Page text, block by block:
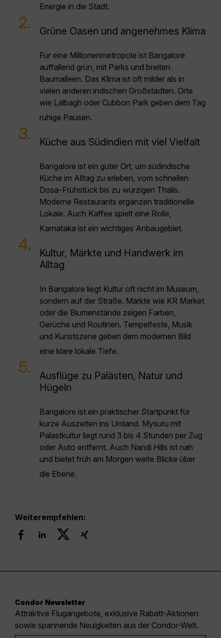
Energie in die Stadt.
2. Grüne Oasen und angenehmes Klima
Für eine Millionenmetropole ist Bangalore
auffallend grün, mit Parks und breiten
Baumalleen. Das Klima ist oft milder als in
vielen anderen indischen Großstädten. Orte
wie Lalbagh oder Cubbon Park geben dem Tag
ruhige Pausen.
3. Küche aus Südindien mit viel Vielfalt
Bangalore ist ein guter Ort, um südindische
Küche im Alltag zu erleben, vom schnellen
Dosa-Frühstück bis zu würzigen Thalis.
Moderne Restaurants ergänzen traditionelle
Lokale. Auch Kaffee spielt eine Rolle,
Karnataka ist ein wichtiges Anbaugebiet.
4.
Kultur, Märkte und Handwerk im
Alltag
In Bangalore liegt Kultur oft nicht im Museum,
sondern auf der Straße. Märkte wie KR Market
oder die Blumenstände zeigen Farben,
Gerüche und Routinen. Tempelfeste, Musik
und Kunstszene geben dem modernen Bild
eine klare lokale Tiefe.
5.
Ausflüge zu Palästen, Natur und
Hügeln
Bangalore ist ein praktischer Startpunkt für
kurze Auszeiten ins Umland. Mysuru mit
Palastkultur liegt rund 3 bis 4 Stunden per Zug
oder Auto entfernt. Auch Nandi Hills ist nah
und bietet früh am Morgen weite Blicke über
die Ebene.
Weiterempfehlen:
Condor Newsletter
Attraktive Flugangebote, exklusive Rabatt-Aktionen
sowie spannende Neuigkeiten aus der Condor-Welt.